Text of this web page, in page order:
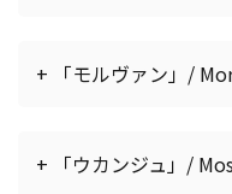
+ 「モルヴァン」/
+ 「ウカンジュ」/